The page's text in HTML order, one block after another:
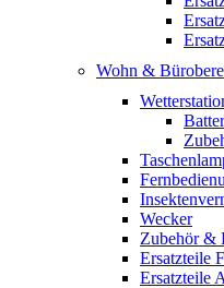
Wohn &
Wecker
Zubehör &
Ersatzteile
Ersatzteile